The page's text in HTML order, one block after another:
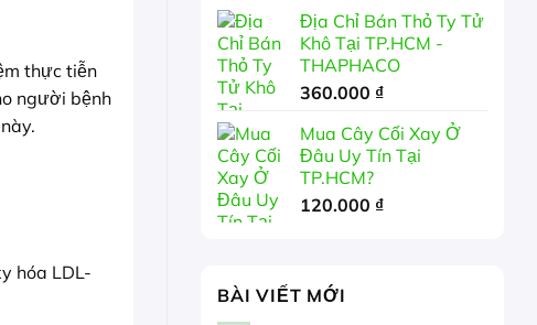
thực tiễn
người bệnh
hóa LDL-
Địa Chỉ Bán Thỏ Ty Tử
Khô Tại TP.HCM -
THAPHACO
360.000 ₫
Mua Cây Cối Xay Ở
Đâu Uy Tín Tại
TP.HCM?
120.000 ₫
BÀI VIẾT MỚI